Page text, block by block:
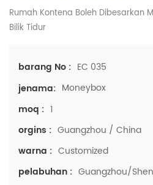
Rumah Kontena Boleh Dibesarkan
Bilik Tidur
barang No : EC 035
jenama: Moneybox
moq : 1
orgins : Guangzhou / China
warna : Customized
pelabuhan : Guangzhou/